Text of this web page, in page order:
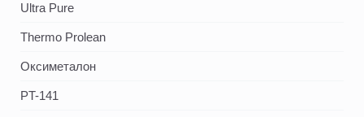
Ultra Pure
Thermo Prolean
Оксиметалон
PT-141